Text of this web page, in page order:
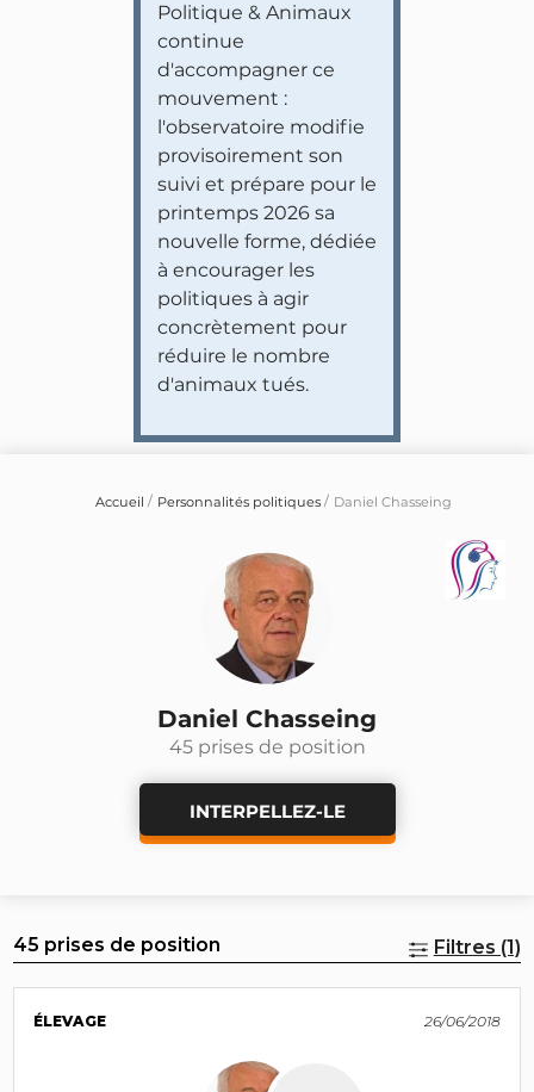
Politique & Animaux
continue
d'accompagner ce
mouvement :
l'observatoire modifie
provisoirement son
suivi et prépare pour le
printemps 2026 sa
nouvelle forme, dédiée
à encourager les
politiques à agir
concrètement pour
réduire le nombre
d'animaux tués.
Accueil Personnalités politiques Daniel Chasseing
Daniel Chasseing
45 prises de position
INTERPELLEZ-LE
45 prises de position Filtres (1)
ÉLEVAGE 26/06/2018